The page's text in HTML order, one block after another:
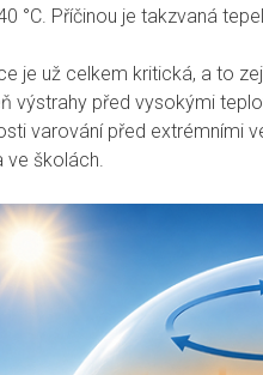
°C. Příčinou je takzvaná
je už celkem kritická, a to
výstrahy před vysokými
varování před extrémními
ve školách.